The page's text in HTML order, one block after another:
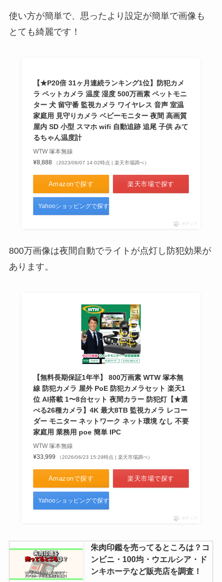
近くのしきみの販売店はどこ？ス
ーパーやオンラインショップで買
える？値段・手入れも紹介
均に売ってる？無印・ニトリ・セ
リア・ダイソー・ikeaを調査！
ドバシ・ドンキホーテなどを調
ストアで買える？amazon・メル
カリ・楽天は？
モンブラン絞り器は100均に売っ
てる？ニトリ・ダイソー・セリ
ア・ドンキなど販売店を調査！
使い方が簡単で、思ったより設定が簡単で画像も
とても綺麗です！
【★P20倍 31ヶ月連続ランキング1位】防犯カメ
ラ ペットカメラ 温度 湿度 500万画素 ペットモニ
ター 犬 留守番 監視カメラ ワイヤレス 音声 室温
家庭用 見守りカメラ ベビーモニター 夜間 高画質
屋内 SD 小型 スマホ wifi 自動追跡 追尾 子供 みて
るちゃん温度計
WTW 塚本無線
¥8,888
（2023/08/07 14:02時点 | 楽天市場調べ）
Amazonで探す 楽天市場で探す
Yahooショッピングで探す
ポチップ
800万画像は夜間自動でライトが点灯し防犯効果が
あります。
【無料長期保証1年半】 800万画素 WTW 塚本無
線 防犯カメラ 屋外 PoE 防犯カメラセット 楽天1
位 AI搭載 1〜8台セット 夜間カラー 防犯灯【★選
べる26種カメラ】4K 最大8TB 監視カメラ レコー
ダー モニター ネットワーク ネット環境 なし 不要
家庭用 業務用 poe 簡単 IPC
WTW 塚本無線
¥33,999
（2026/06/23 15:29時点 | 楽天市場調べ）
Amazonで探す 楽天市場で探す
Yahooショッピングで探す
ポチップ
朱肉印鑑を売ってるところは？コ
ンビニ・100均・ウエルシア・ド
ンキホーテなど販売店を調査！